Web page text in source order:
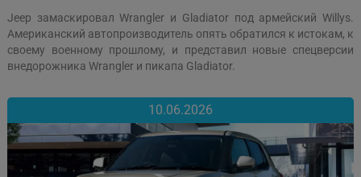
Jeep замаскировал Wrangler и Gladiator под армейский Willys.
Американский автопроизводитель опять обратился к истокам, к
своему военному прошлому, и представил новые спецверсии
внедорожника Wrangler и пикапа Gladiator.
10.06.2026